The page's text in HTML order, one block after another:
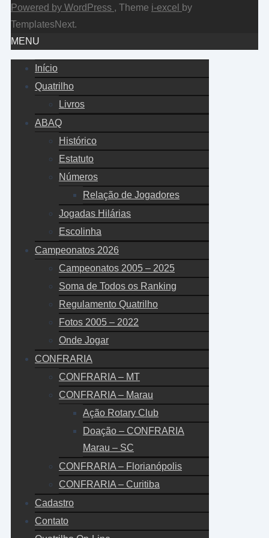
0
Powered by WordPress , Theme i-excel
by
TemplatesNext.
MENU
Início
Quatrilho
Livros
ABAQ
Histórico
Estatuto
Números
Relação de Jogadores
Jogadas Hilárias
Escolinha
Campeonatos 2026
Campeonatos 2005 – 2025
Soma de Todos os Ranking
Regulamento Quatrilho
Fotos 2005 – 2022
Onde Jogar
CONFRARIA
CONFRARIA – MT
CONFRARIA – Marau
Ação Rotary Club
Doação – CONFRARIA
Marau – SC
CONFRARIA – Florianópolis
CONFRARIA – Curitiba
Cadastro
Contato